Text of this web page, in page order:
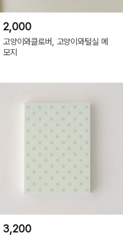
2,000
고양이와클로버, 고양이와털실 메
모지
3,200